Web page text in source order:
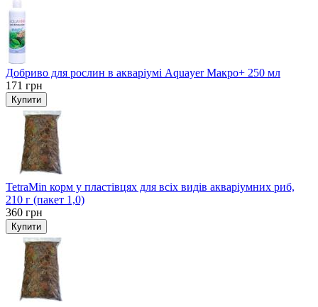
Добриво для рослин в акваріумі Aquayer Макро+ 250 мл
171 грн
Купити
TetraMin корм у пластівцях для всіх видів акваріумних риб,
210 г (пакет 1,0)
360 грн
Купити